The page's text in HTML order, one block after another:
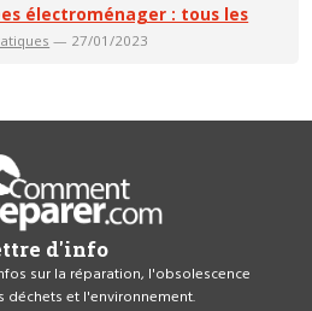
électroménager : tous les
— 27/01/2023
d'info
sur la réparation, l'obsolescence
déchets et l'environnement.